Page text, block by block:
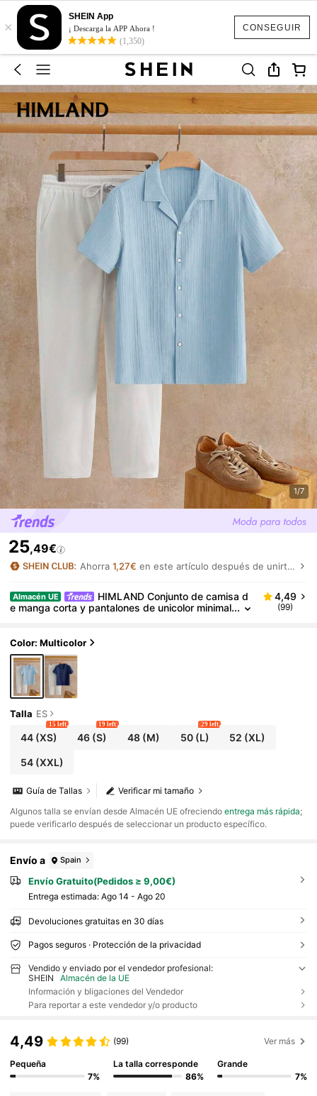
CONSEGUIR
×
SHEIN App
¡ Descarga la APP Ahora !
(1,350)
1/7
25,49€
Ahorra 1,27€ en este artículo después de unirte.
Almacén UE
HIMLAND Conjunto de camisa d
e manga corta y pantalones de unicolor minimal
onjunto de 2 piezas, para vacaciones, regalo del Dí
a del Padre
4,49
(99)
Color: Multicolor
Talla ES
44(XS)
15 left
46 (S)
19 left
48(M) 50(L)
29 left
52 (XL)
54(XXL)
Verificar mi tamaño
Guía de Tallas
​Algunos talla se envían desde Almacén UE ofreciendoentrega más rápida;
puede verificarlo después de seleccionar un producto específico.
Envío a Spain
Envío Gratuito(Pedidos ≥ 9,00€)
Entrega estimada: Ago 14 - Ago 20
Devoluciones gratuitas en 30 días
Pagos seguros · Protección de la privacidad
Vendido y enviado por el vendedor profesional:
SHEIN
Almacén de la UE
Información y bligaciones del Vendedor
Para reportar a este vendedor y/o producto
4,49 (99) Ver más
Pequeña
7%
La talla corresponde
86%
Grande
7%